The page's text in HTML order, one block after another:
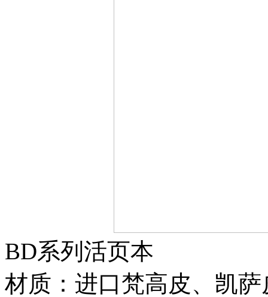
BD系列活页本
材质：进口梵高皮、凯